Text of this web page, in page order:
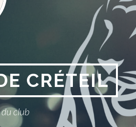
CRÉTEIL
club